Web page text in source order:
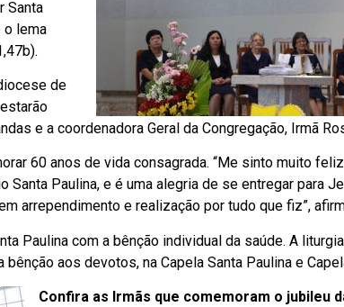
Santa
o lema
de
e a coordenadora Geral da Congregação, Irmã
60 anos de vida consagrada. “Me sinto muito
Santa Paulina, e é uma alegria de se entregar para
arrependimento e realização por tudo que fiz”,
Paulina com a bênção individual da saúde. A
aos devotos, na Capela Santa Paulina e
Confira as Irmãs que comemoram o jubileu